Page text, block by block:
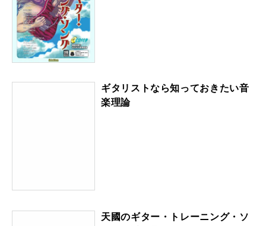
ギタリストなら知っておきたい音
楽理論
天國のギター・トレーニング・ソ